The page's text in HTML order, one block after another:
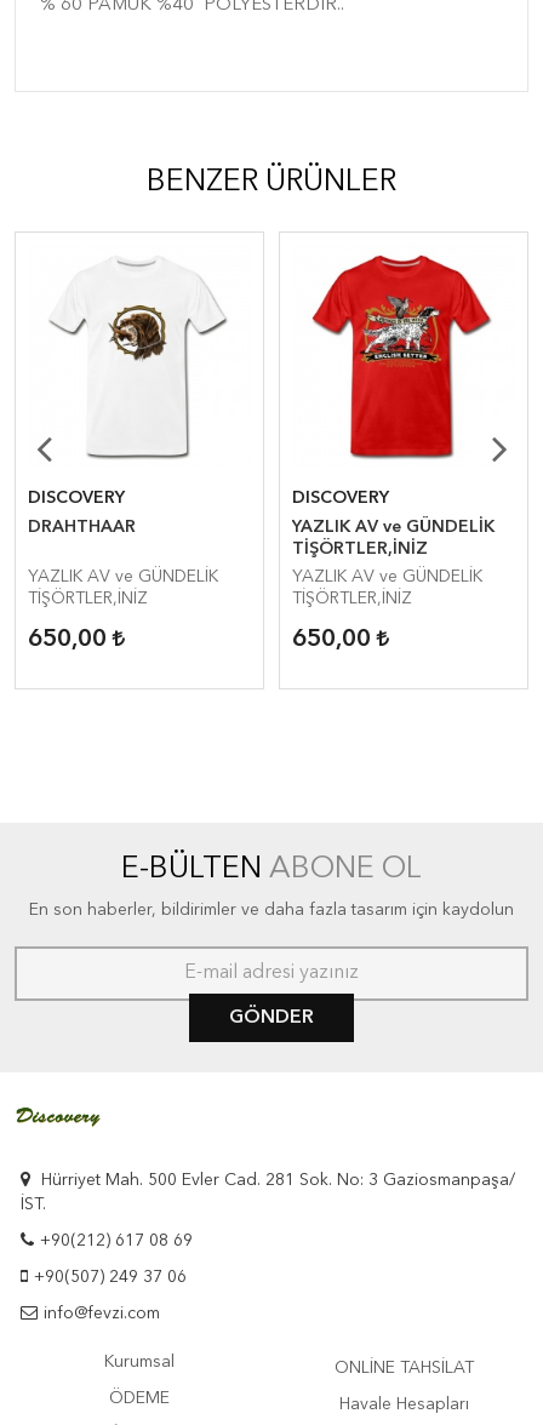
% 60 PAMUK %40 POLYESTERDİR..
BENZER ÜRÜNLER
DISCOVERY
DRAHTHAAR
YAZLIK AV ve GÜNDELİK
TİŞÖRTLER,İNİZ
650,00
DISCOVERY
YAZLIK AV ve GÜNDELİK
TİŞÖRTLER,İNİZ
YAZLIK AV ve GÜNDELİK
TİŞÖRTLER,İNİZ
650,00
E-BÜLTEN ABONE OL
En son haberler, bildirimler ve daha fazla tasarım için kaydolun
GÖNDER
Hürriyet Mah. 500 Evler Cad. 281 Sok. No: 3 Gaziosmanpaşa/
İST.
+90(212) 617 08 69
+90(507) 249 37 06
info@fevzi.com
Kurumsal
ÖDEME
ONLİNE TAHSİLAT
Havale Hesapları